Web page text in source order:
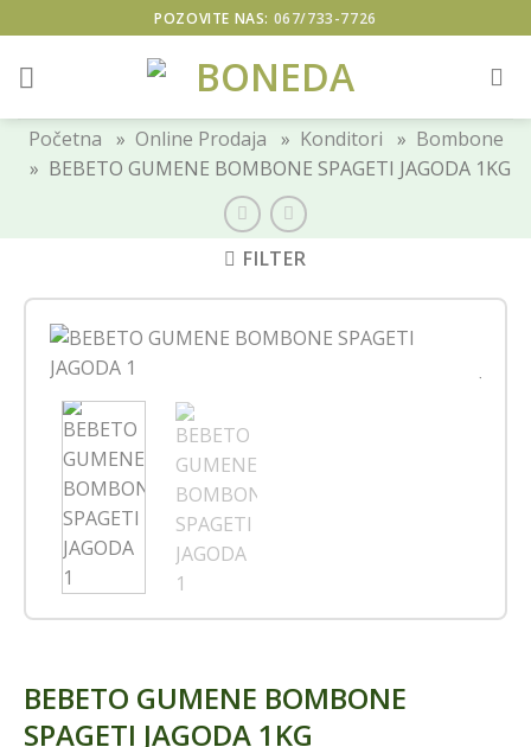
to
content
POZOVITE NAS: 067/733-7726
Početna » Online Prodaja » Konditori » Bombone
» BEBETO GUMENE BOMBONE SPAGETI JAGODA 1KG
FILTER
BEBETO GUMENE BOMBONE
SPAGETI JAGODA 1KG